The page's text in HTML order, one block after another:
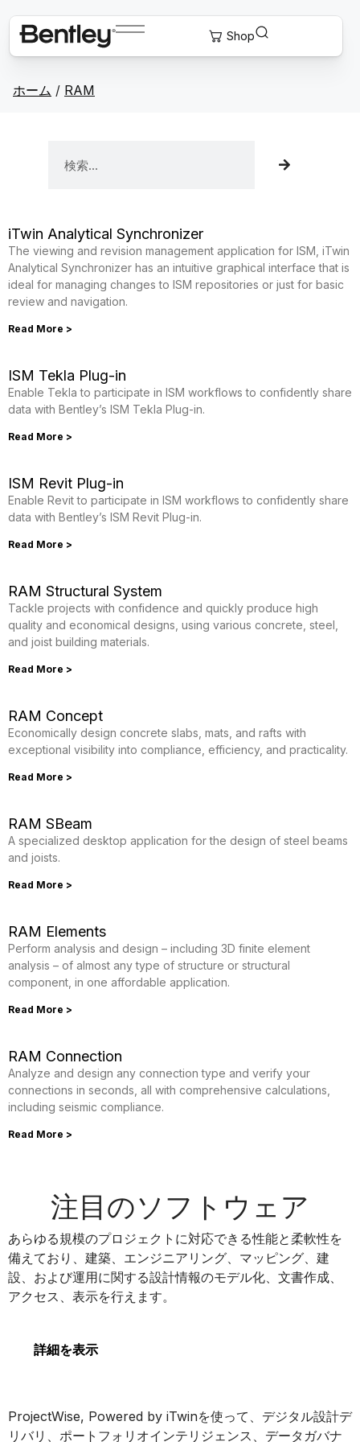
ホーム / RAM
iTwin Analytical Synchronizer
The viewing and revision management application for ISM, iTwin
Analytical Synchronizer has an intuitive graphical interface that is
ideal for managing changes to ISM repositories or just for basic
review and navigation.
Read More >
ISM Tekla Plug-in
Enable Tekla to participate in ISM workflows to confidently share
data with Bentley’s ISM Tekla Plug-in.
Read More >
ISM Revit Plug-in
Enable Revit to participate in ISM workflows to confidently share
data with Bentley’s ISM Revit Plug-in.
Read More >
RAM Structural System
Tackle projects with confidence and quickly produce high
quality and economical designs, using various concrete, steel,
and joist building materials.
Read More >
RAM Concept
Economically design concrete slabs, mats, and rafts with
exceptional visibility into compliance, efficiency, and practicality.
Read More >
RAM SBeam
A specialized desktop application for the design of steel beams
and joists.
Read More >
RAM Elements
Perform analysis and design – including 3D finite element
analysis – of almost any type of structure or structural
component, in one affordable application.
Read More >
RAM Connection
Analyze and design any connection type and verify your
connections in seconds, all with comprehensive calculations,
including seismic compliance.
Read More >
注目のソフトウェア
MicroStation
MicroStation
あらゆる規模のプロジェクトに対応できる性能と柔軟性を
備えており、建築、エンジニアリング、マッピング、建
設、および運用に関する設計情報のモデル化、文書作成、
アクセス、表示を行えます。
詳細を表示
ProjectWise, Powered by iTwinを使って、デジタル設計デ
リバリ、ポートフォリオインテリジェンス、データガバナ